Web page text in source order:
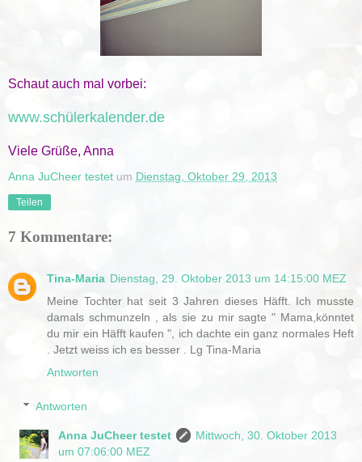
Schaut auch mal vorbei:
www.schülerkalender.de
Viele Grüße, Anna
Anna JuCheer testet um Dienstag, Oktober 29, 2013
Teilen
7 Kommentare:
Tina-Maria Dienstag, 29. Oktober 2013 um 14:15:00 MEZ
Meine Tochter hat seit 3 Jahren dieses Häfft. Ich musste
damals schmunzeln , als sie zu mir sagte " Mama,könntet
du mir ein Häfft kaufen ", ich dachte ein ganz normales Heft
. Jetzt weiss ich es besser . Lg Tina-Maria
Antworten
Antworten
Anna JuCheer testet
Mittwoch, 30. Oktober 2013
um 07:06:00 MEZ